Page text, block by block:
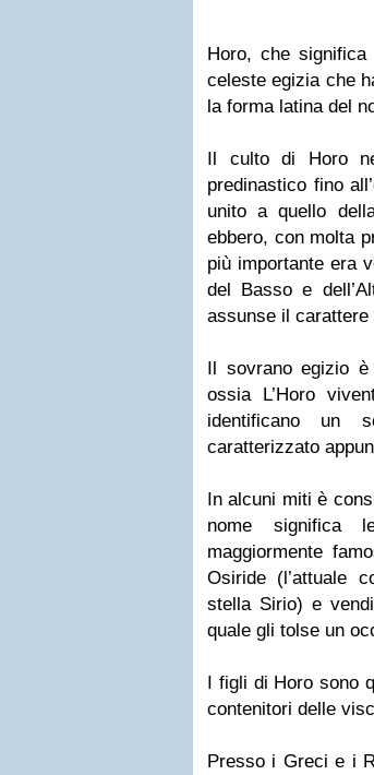
Horo, che significa
celeste egizia che
la forma latina del
Il culto di Horo
predinastico fino
unito a quello
ebbero, con molta
più importante era
del Basso e
assunse il
Il sovrano egizio è
ossia L’Horo
identificano un
caratterizzato
In alcuni miti è
nome significa
maggiormente
Osiride (l’attuale
stella Sirio) e
quale gli tolse un
I figli di Horo sono
contenitori delle
Presso i Greci e i